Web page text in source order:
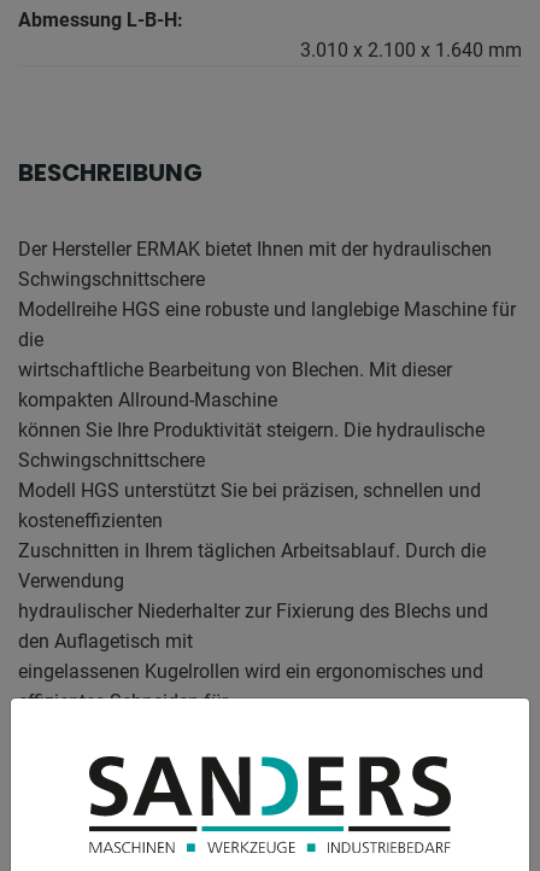
Abmessung L-B-H:
3.010 x 2.100 x 1.640 mm
BESCHREIBUNG
Der Hersteller ERMAK bietet Ihnen mit der hydraulischen
Schwingschnittschere
Modellreihe HGS eine robuste und langlebige Maschine für
die
wirtschaftliche Bearbeitung von Blechen. Mit dieser
kompakten Allround-Maschine
können Sie Ihre Produktivität steigern. Die hydraulische
Schwingschnittschere
Modell HGS unterstützt Sie bei präzisen, schnellen und
kosteneffizienten
Zuschnitten in Ihrem täglichen Arbeitsablauf. Durch die
Verwendung
hydraulischer Niederhalter zur Fixierung des Blechs und
den Auflagetisch mit
eingelassenen Kugelrollen wird ein ergonomisches und
effizientes Schneiden für
ermöglicht die Verwendung von
verschiedenen Blecharten, die bereits in der
Materialbibliothek hinterlegt
sind. Nach Auswahl der maximalen Dicke wird der optimale